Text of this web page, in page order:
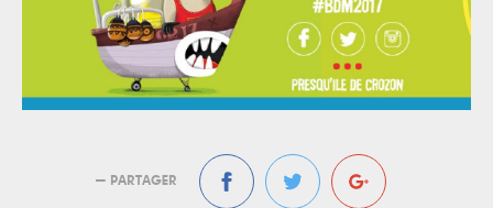
— PARTAGER